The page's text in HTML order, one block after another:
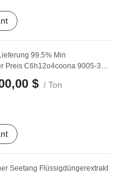
99.5% Min
Preis C6h12o4coona 9005-32-
$ / Ton
Seetang Flüssigdüngerextrakt